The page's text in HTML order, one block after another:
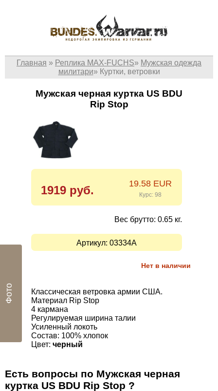
Главная » Реплика MAX-FUCHS» Мужская одежда
милитари» Куртки, ветровки
Мужская черная куртка US BDU
Rip Stop
1919 руб. 19.58 EUR
Курс: 98
Вес брутто: 0.65 кг.
Артикул: 03334A
Нет в наличии
Классическая ветровка армии США.
Материал Rip Stop
4 кармана
Регулируемая ширина талии
Усиленный локоть
Состав: 100% хлопок
Цвет: черный
Есть вопросы по Мужская черная
куртка US BDU Rip Stop ?
Фото